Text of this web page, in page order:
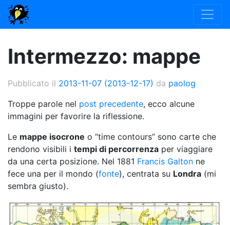
Intermezzo: mappe
Pubblicato il 2013-11-07 (2013-12-17) da paolog
Troppe parole nel post precedente, ecco alcune
immagini per favorire la riflessione.
Le mappe isocrone o “time contours” sono carte che
rendono visibili i tempi di percorrenza per viaggiare
da una certa posizione. Nel 1881 Francis Galton ne
fece una per il mondo (fonte), centrata su Londra (mi
sembra giusto).